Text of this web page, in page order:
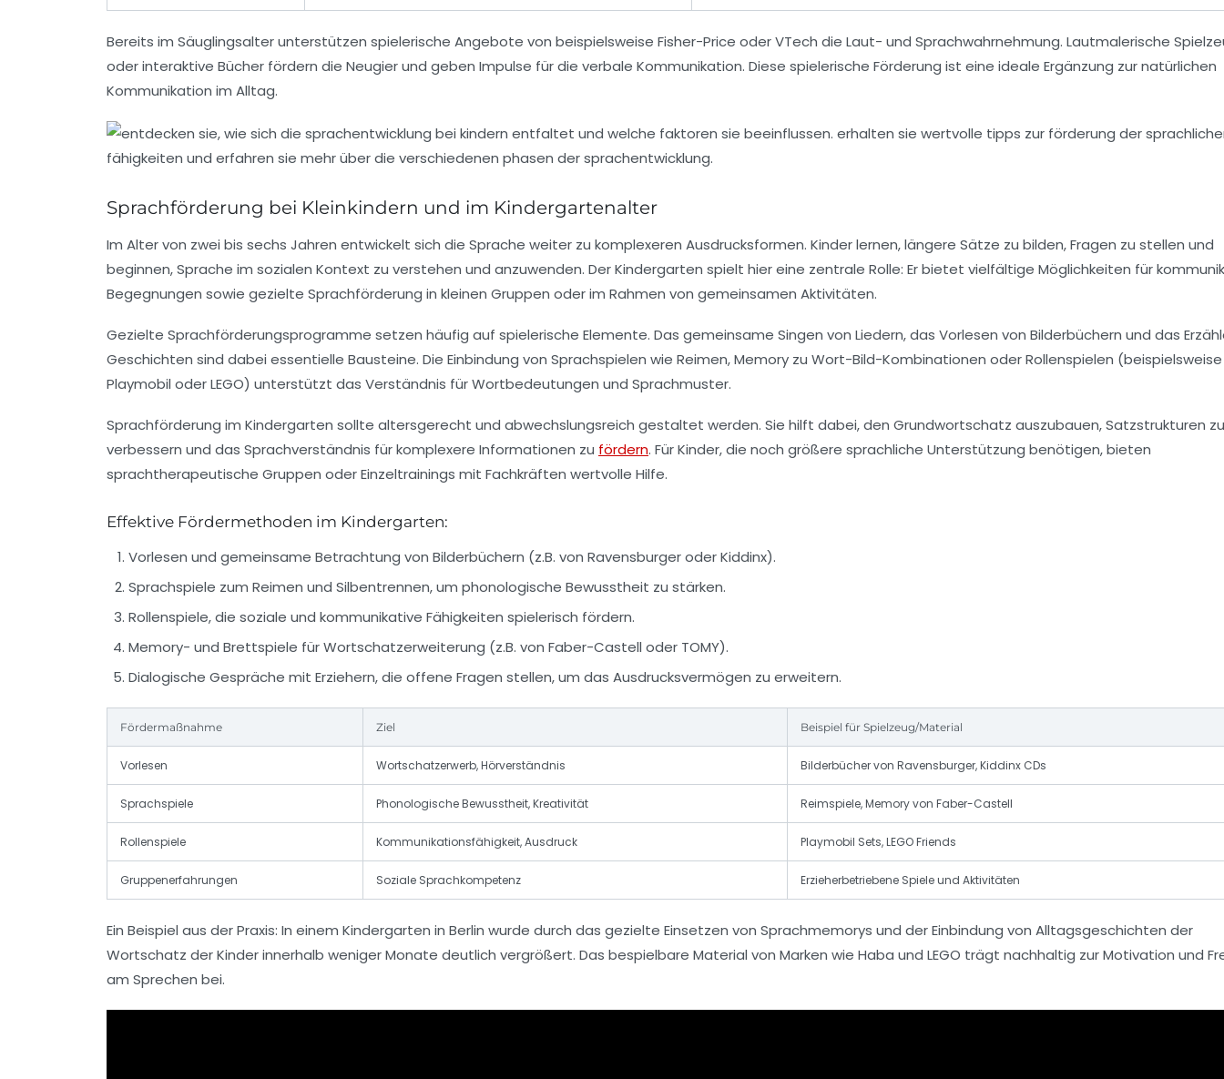
Bereits im Säuglingsalter unterstützen spielerische Angebote von beispielsweise Fisher-Price oderVTech die Laut- und Sprachwahrnehmung. Lautmalerische
oder interaktive Bücher fördern die Neugier und geben Impulse für die verbale Kommunikation. Diese spielerische Förderung ist eine ideale Ergänzung zur natürlichen
Kommunikation im Alltag.
Sprachförderung bei Kleinkindern und im Kindergartenalter
Im Alter von zwei bis sechs Jahren entwickelt sich die Sprache weiter zu komplexeren Ausdrucksformen. Kinder lernen, längere Sätze zu bilden, Fragen zu stellen und
beginnen, Sprache im sozialen Kontext zu verstehen und anzuwenden. Der Kindergarten spielt hier eine zentrale Rolle: Er bietet vielfältige Möglichkeiten für
Begegnungen sowie gezielte Sprachförderung in kleinen Gruppen oder im Rahmen von gemeinsamen Aktivitäten.
Gezielte Sprachförderungsprogramme setzen häufig auf spielerische Elemente. Das gemeinsame Singen von Liedern, das Vorlesen von Bilderbüchern und das
Geschichten sind dabei essentielle Bausteine. Die Einbindung von Sprachspielen wie Reimen, Memory zu Wort-Bild-Kombinationen oder Rollenspielen
Playmobil oderLEGO) unterstützt das Verständnis für Wortbedeutungen und Sprachmuster.
Sprachförderung im Kindergarten sollte altersgerecht und abwechslungsreich gestaltet werden. Sie hilft dabei, den Grundwortschatz auszubauen, Satzstrukturen zu
verbessern und das Sprachverständnis für komplexere Informationen zu fördern. Für Kinder, die noch größere sprachliche Unterstützung benötigen, bieten
sprachtherapeutische Gruppen oder Einzeltrainings mit Fachkräften wertvolle Hilfe.
Effektive Fördermethoden im Kindergarten:
Vorlesen und gemeinsame Betrachtung von Bilderbüchern (z.B. von RavensburgeroderKiddinx).
Sprachspiele zum Reimen und Silbentrennen, um phonologische Bewusstheit zu stärken.
Rollenspiele, die soziale und kommunikative Fähigkeiten spielerisch fördern.
Memory- und Brettspiele für Wortschatzerweiterung (z.B. von Faber-Castell oder TOMY).
Dialogische Gespräche mit Erziehern, die offene Fragen stellen, um das Ausdrucksvermögen zu erweitern.
Fördermaßnahme Ziel Beispiel für Spielzeug/Material
Vorlesen Wortschatzerwerb, Hörverständnis Bilderbücher von Ravensburger, Kiddinx CDs
Sprachspiele Phonologische Bewusstheit, Kreativität Reimspiele, Memory von Faber-Castell
Rollenspiele Kommunikationsfähigkeit, Ausdruck Playmobil Sets, LEGO Friends
Gruppenerfahrungen Soziale Sprachkompetenz Erzieherbetriebene Spiele und Aktivitäten
Ein Beispiel aus der Praxis: In einem Kindergarten in Berlin wurde durch das gezielte Einsetzen von Sprachmemorys und der Einbindung von Alltagsgeschichten der
Wortschatz der Kinder innerhalb weniger Monate deutlich vergrößert. Das bespielbare Material von Marken wie Haba und LEGO trägt nachhaltig zur Motivation und
am Sprechen bei.